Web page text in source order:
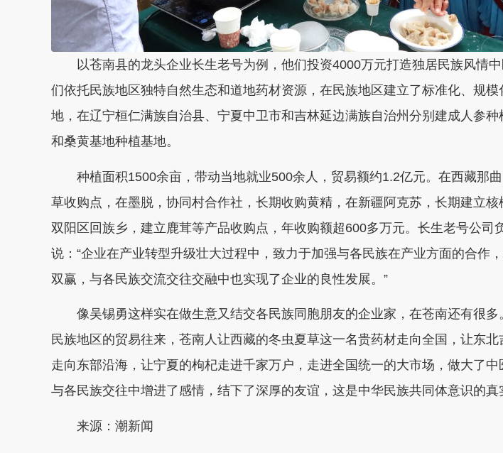
以苍南县的龙头企业长生老号为例，他们投资4000万元打造独居民族风情
们依托民族地区独特自然生态和道地药材资源，在民族地区建立了标准化、规模
地，在辽宁桓仁满族自治县、宁夏中卫市和吉林延边满族自治州分别建成人参种
和桑黄基地种植基地。
种植面积1500余亩，带动当地就业500余人，贸易额约1.2亿元。在西藏那
草收购点，在墨脱，协同村合作社，长期收购黄精，在新疆阿克苏，长期建立核
双阳区回族乡，建立鹿茸等产品收购点，年收购额超600多万元。长生老号公司
说：“企业在产业转型升级壮大过程中，致力于加强与各民族在产业方面的合作
双赢，与各民族交流交往交融中也实现了企业的良性发展。”
像吴锡勇这样实在做生意又结交各民族同胞朋友的企业家，在苍南还有很多
民族地区的贸易往来， 苍南人让西藏的冬虫夏草这一名贵药材走向全国，让东北
走向东部沿海，让宁夏的枸杞走进千家万户，走进全国统一的大市场 ，做大了
与各民族交往中增进了感情， 结下了深厚的友谊， 这是中华民族共同体意识的真
来源：潮新闻